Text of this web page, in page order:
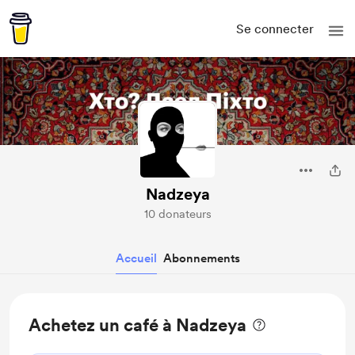
Se connecter
Nadzeya
10 donateurs
Accueil Abonnements
Achetez un café à Nadzeya